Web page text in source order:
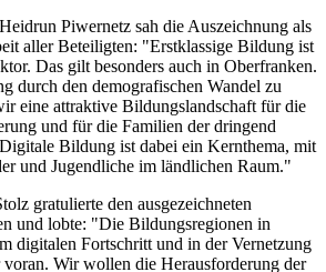
Piwernetz sah die Auszeichnung als
aller Beteiligten: "Erstklassige Bildung ist
Das gilt besonders auch in Oberfranken.
durch den demografischen Wandel zu
eine attraktive Bildungslandschaft für die
und für die Familien der dringend
Bildung ist dabei ein Kernthema, mit
und Jugendliche im ländlichen Raum."
gratulierte den ausgezeichneten
und lobte: "Die Bildungsregionen in
digitalen Fortschritt und in der Vernetzung
voran. Wir wollen die Herausforderung der